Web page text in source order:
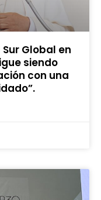
Global en
siendo
con una